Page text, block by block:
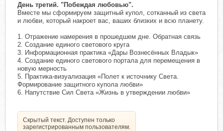
День третий. "Побеждая любовью".
Вместе мы сформируем защитный купол, сотканный из света
и любви, который накроет вас, ваших близких и всю планету.
1. Отражение намерения в прошедшем дне. Обратная связь
2. Создание единого светового круга
3. Информационная практика «Дары Вознесённых Владык»
4. Создание единого светового портала для перемещения в
новую мерность
5. Практика-визуализация «Полет к источнику Света.
Формирование защитного купола любви»
6. Напутствие Сил Света «Жизнь в утверждении любви»
Скрытый текст. Доступен только
зарегистрированным пользователям.